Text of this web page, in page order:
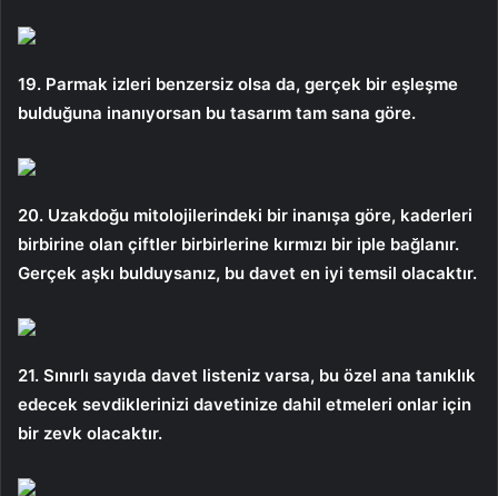
19. Parmak izleri benzersiz olsa da, gerçek bir eşleşme
bulduğuna inanıyorsan bu tasarım tam sana göre.
20. Uzakdoğu mitolojilerindeki bir inanışa göre, kaderleri
birbirine olan çiftler birbirlerine kırmızı bir iple bağlanır.
Gerçek aşkı bulduysanız, bu davet en iyi temsil olacaktır.
21. Sınırlı sayıda davet listeniz varsa, bu özel ana tanıklık
edecek sevdiklerinizi davetinize dahil etmeleri onlar için
bir zevk olacaktır.